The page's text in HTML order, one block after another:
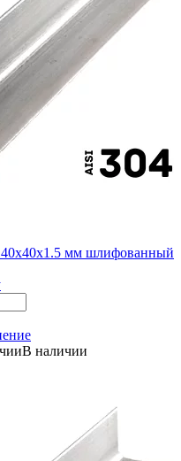
мм шлифованный
В наличии